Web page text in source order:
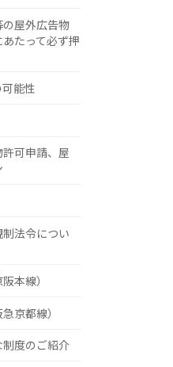
屋外広告物
たって必ず押
能性
可申請、屋
法令につい
本線）
京都線）
度のご紹介